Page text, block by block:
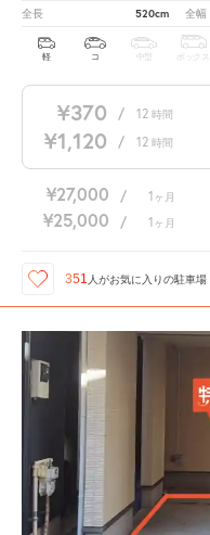
全長 520cm 全幅
軽 コ 中型 ボックス
¥370 / 12 時間
¥1,120 / 12 時間
¥27,000 / 1 ヶ月
¥25,000 / 1 ヶ月
351 人がお気に入りの駐車場